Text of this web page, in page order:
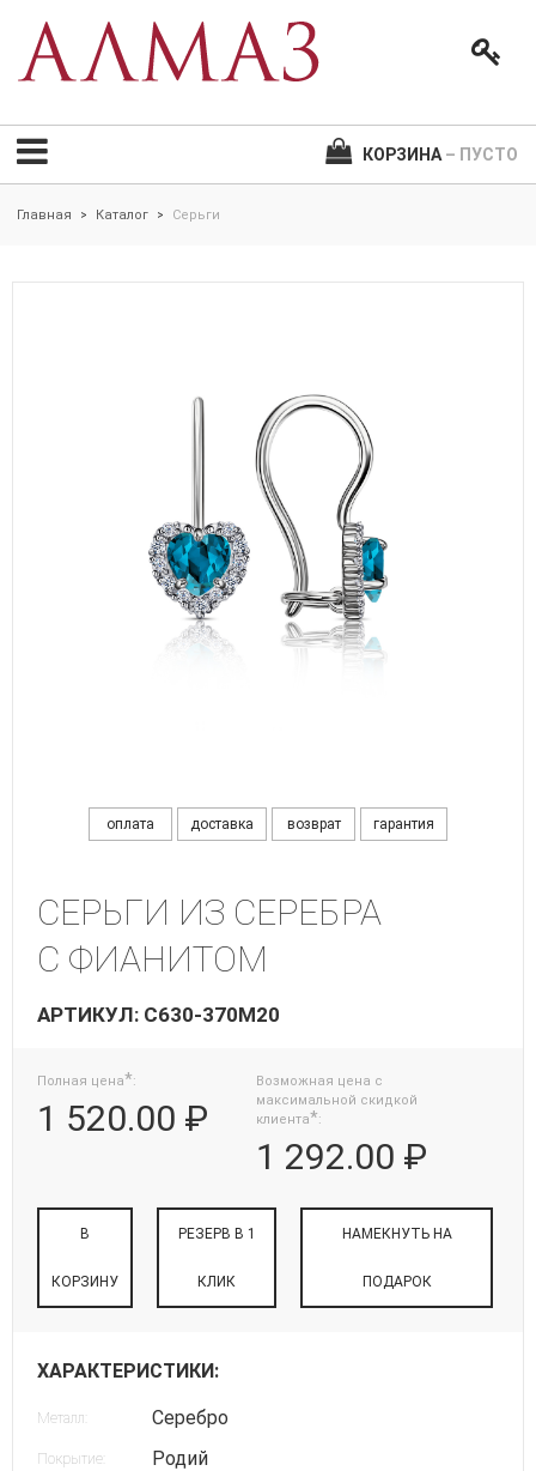
КОРЗИНА – ПУСТО
Главная > Каталог > Серьги
оплата доставка возврат гарантия
СЕРЬГИ ИЗ СЕРЕБРА
С ФИАНИТОМ
АРТИКУЛ: С630-370М20
Полная цена*:
1 520.00 ₽
Возможная цена с
максимальной скидкой
клиента*:
1 292.00 ₽
В
КОРЗИНУ
РЕЗЕРВ В 1
КЛИК
НАМЕКНУТЬ НА
ПОДАРОК
ХАРАКТЕРИСТИКИ:
Металл: Серебро
Покрытие: Родий